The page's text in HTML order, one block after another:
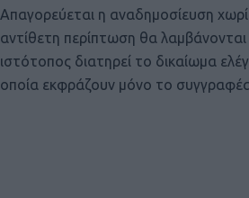
Απαγορεύεται η αναδημοσίευση
αντίθετη περίπτωση θα
ιστότοπος διατηρεί το δικαίωμα
οποία εκφράζουν μόνο το